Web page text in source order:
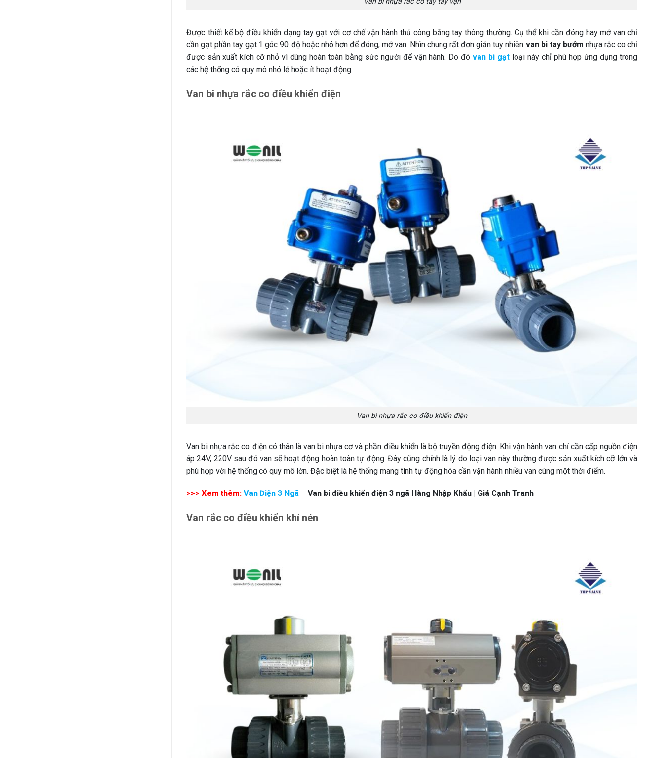
Van bi nhựa rắc co tay tay vặn
Được thiết kế bộ điều khiển dạng tay gạt với cơ chế vận hành thủ công bằng tay thông thường. Cụ thể khi cần đóng hay mở van chỉ
cần gạt phần tay gạt 1 góc 90 độ hoặc nhỏ hơn để đóng, mở van. Nhìn chung rất đơn giản tuy nhiên van bi tay bướm nhựa rắc co chỉ
được sản xuất kích cỡ nhỏ vì dùng hoàn toàn bằng sức người để vận hành. Do đóvan bi gạt loại này chỉ phù hợp ứng dụng trong
các hệ thống có quy mô nhỏ lẻ hoặc ít hoạt động.
Van bi nhựa rắc co điều khiển điện
Van bi nhựa rắc co điều khiển điện
Van bi nhựa rắc co điện có thân là van bi nhựa cơ và phần điều khiển là bộ truyền động điện. Khi vận hành van chỉ cần cấp nguồn điện
áp 24V, 220V sau đó van sẽ hoạt động hoàn toàn tự động. Đây cũng chính là lý do loại van này thường được sản xuất kích cỡ lớn và
phù hợp với hệ thống có quy mô lớn. Đặc biệt là hệ thống mang tính tự động hóa cần vận hành nhiều van cùng một thời điểm.
>>> Xem thêm: Van Điện 3 Ngã – Van bi điều khiển điện 3 ngã Hàng Nhập Khẩu | Giá Cạnh Tranh
Van rắc co điều khiển khí nén